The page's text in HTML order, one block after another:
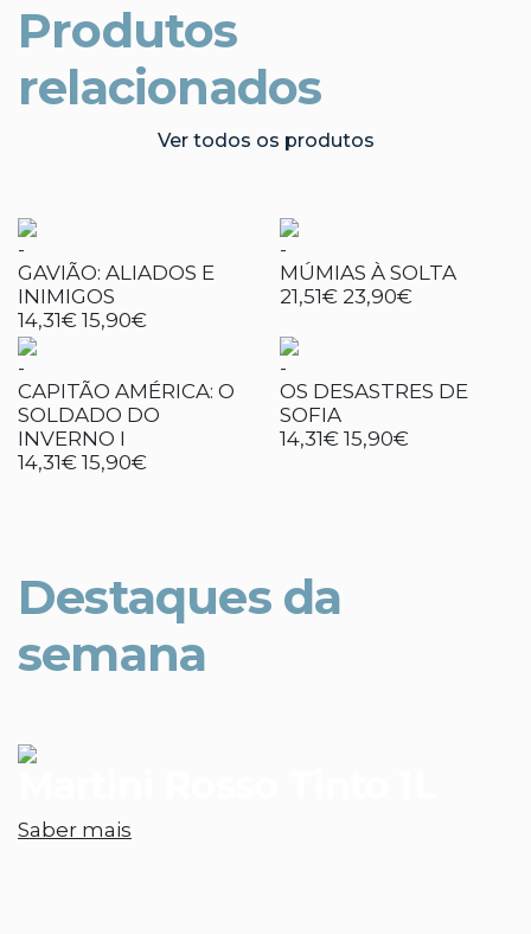
Produtos
relacionados
Ver todos os produtos
-
GAVIÃO: ALIADOS E
INIMIGOS
14,31€ 15,90€
-
MÚMIAS À SOLTA
21,51€ 23,90€
-
CAPITÃO AMÉRICA: O
SOLDADO DO
INVERNO I
14,31€ 15,90€
-
OS DESASTRES DE
SOFIA
14,31€ 15,90€
Destaques da
semana
Saber mais